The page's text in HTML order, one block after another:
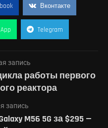
Вконтакте
Telegram
запись
работы первого
реактора
запись
M56 5G за $295 —